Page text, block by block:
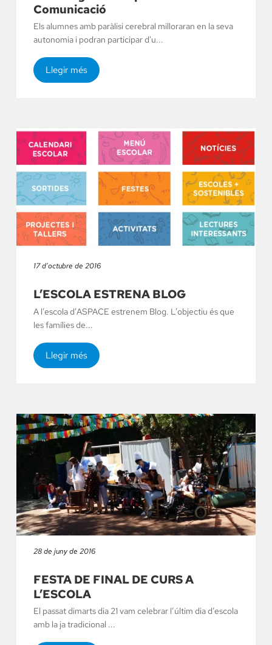
Comunicació
Els alumnes amb paràlisi cerebral milloraran en la seva
autonomia i podran participar d'u...
Llegir més
17 d'octubre de 2016
L’ESCOLA ESTRENA BLOG
A l’escola d’ASPACE estrenem Blog. L’objectiu és que
les famílies de...
Llegir més
28 de juny de 2016
FESTA DE FINAL DE CURS A
L’ESCOLA
El passat dimarts dia 21 vam celebrar l’últim dia d’escola
amb la ja tradicional ...